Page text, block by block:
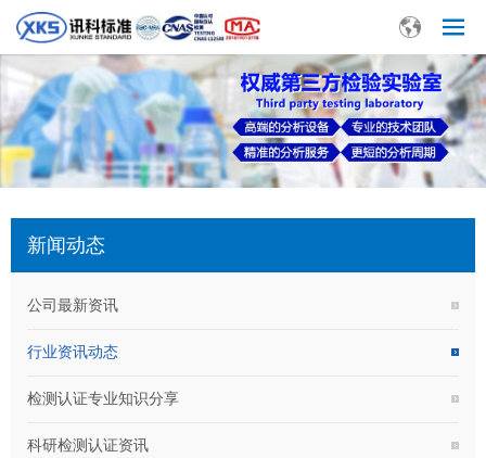
新闻动态
公司最新资讯
行业资讯动态
检测认证专业知识分享
科研检测认证资讯